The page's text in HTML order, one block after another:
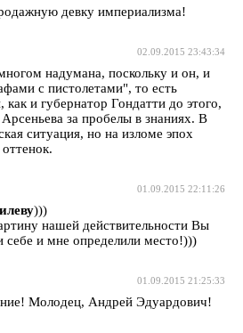
девку империализма!
02.09.2015 23:43:34
надумана, поскольку и он, и
с пистолетами", то есть
и губернатор Гондатти до этого,
за пробелы в знаниях. В
ситуация, но на изломе эпох
01.09.2015 22:11:26
)))
нашей действительности Вы
себе и мне определили место!)))
01.09.2015 21:25:33
Молодец, Андрей Эдуардович!